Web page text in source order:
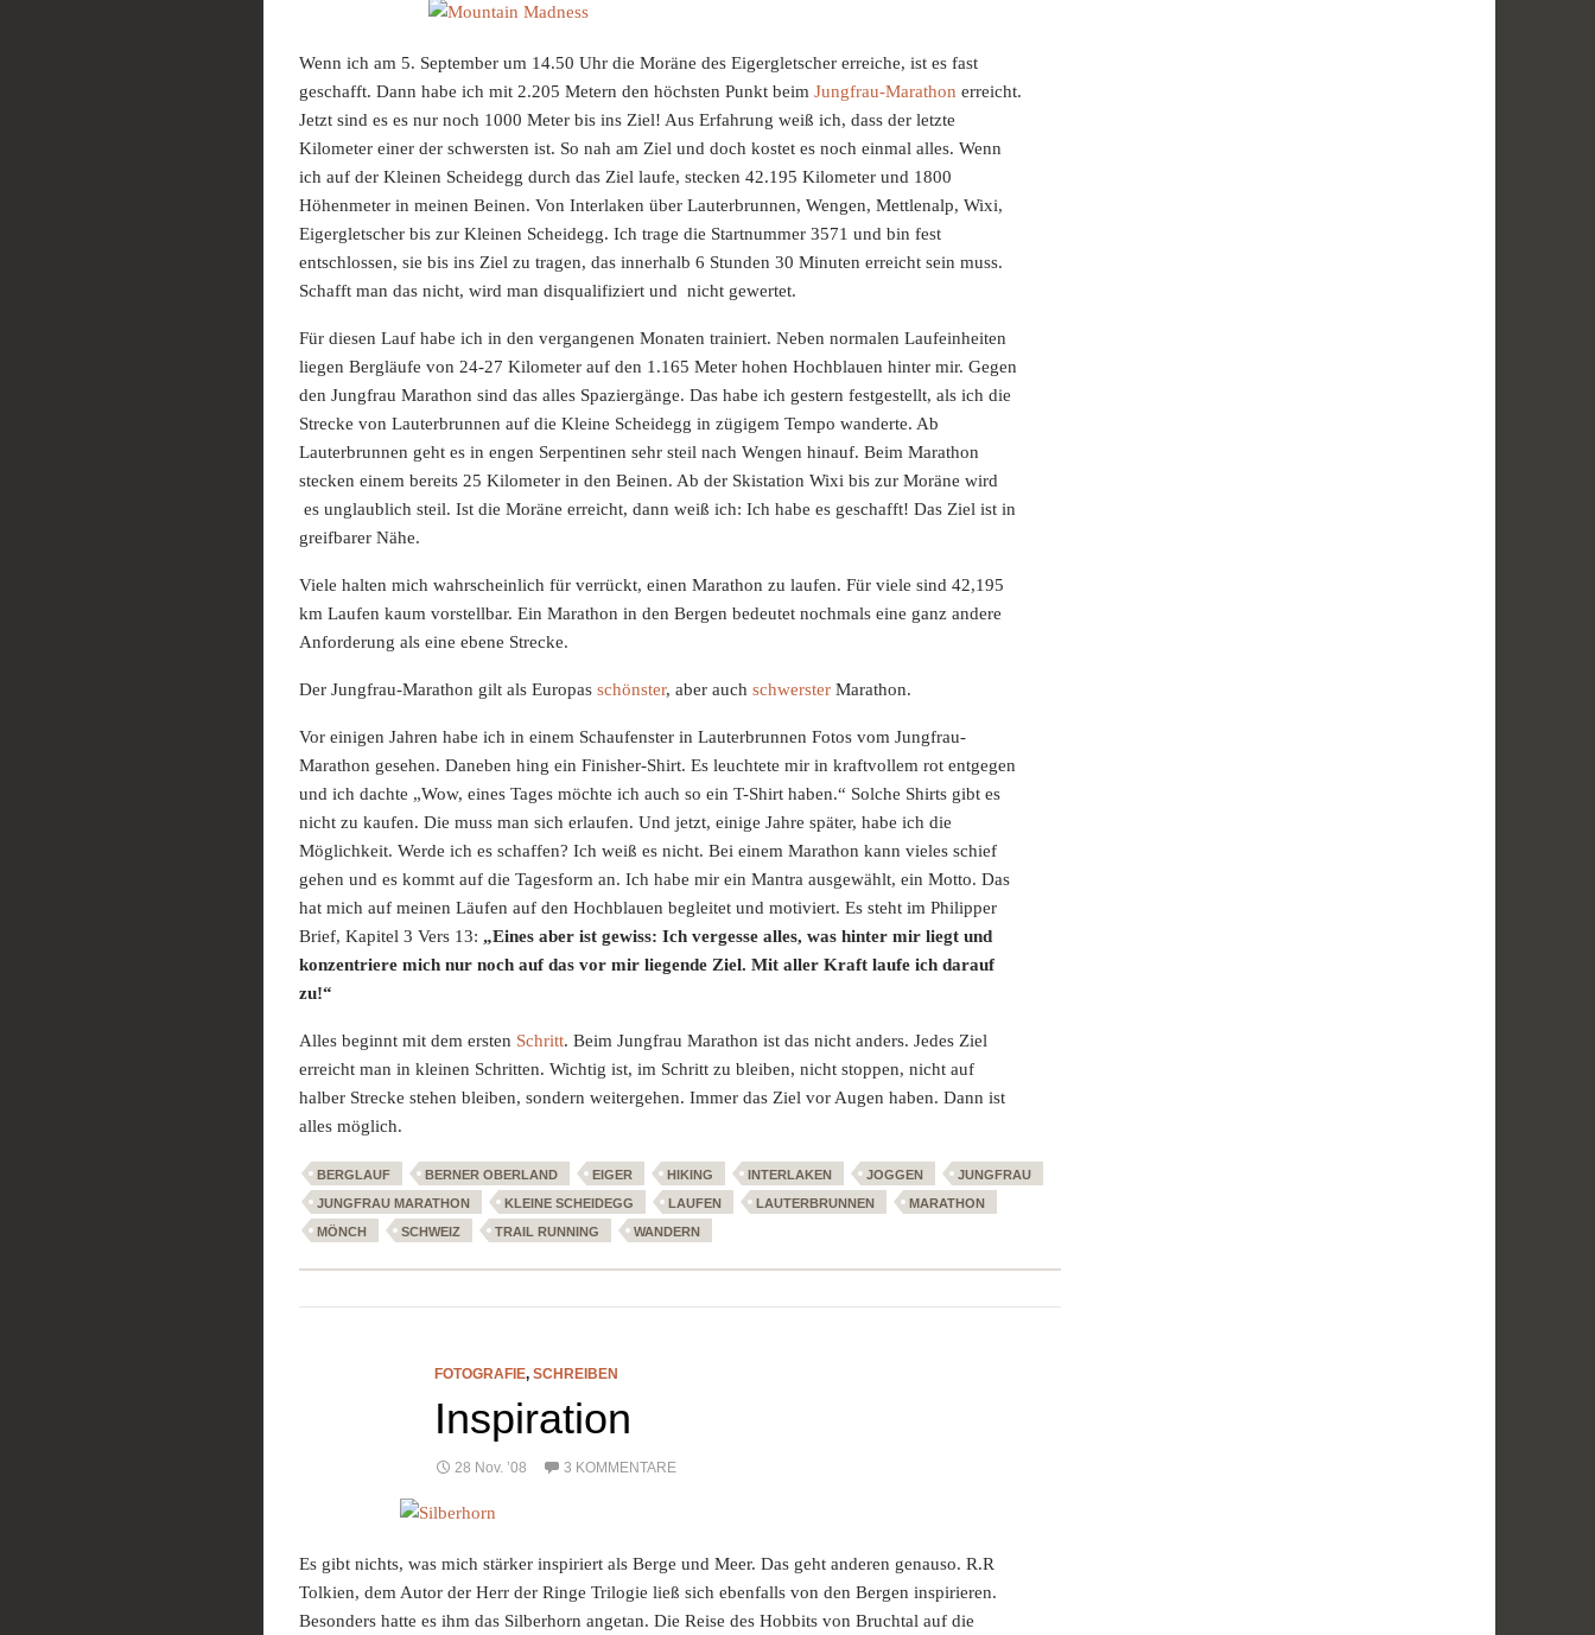
Wenn ich am 5. September um 14.50 Uhr die Moräne des Eigergletscher erreiche, ist es fast
geschafft. Dann habe ich mit 2.205 Metern den höchsten Punkt beim Jungfrau-Marathon erreicht.
Jetzt sind es es nur noch 1000 Meter bis ins Ziel! Aus Erfahrung weiß ich, dass der letzte
Kilometer einer der schwersten ist. So nah am Ziel und doch kostet es noch einmal alles. Wenn
ich auf der Kleinen Scheidegg durch das Ziel laufe, stecken 42.195 Kilometer und 1800
Höhenmeter in meinen Beinen. Von Interlaken über Lauterbrunnen, Wengen, Mettlenalp, Wixi,
Eigergletscher bis zur Kleinen Scheidegg. Ich trage die Startnummer 3571 und bin fest
entschlossen, sie bis ins Ziel zu tragen, das innerhalb 6 Stunden 30 Minuten erreicht sein muss.
Schafft man das nicht, wird man disqualifiziert und nicht gewertet.
Für diesen Lauf habe ich in den vergangenen Monaten trainiert. Neben normalen Laufeinheiten
liegen Bergläufe von 24-27 Kilometer auf den 1.165 Meter hohen Hochblauen hinter mir. Gegen
den Jungfrau Marathon sind das alles Spaziergänge. Das habe ich gestern festgestellt, als ich die
Strecke von Lauterbrunnen auf die Kleine Scheidegg in zügigem Tempo wanderte. Ab
Lauterbrunnen geht es in engen Serpentinen sehr steil nach Wengen hinauf. Beim Marathon
stecken einem bereits 25 Kilometer in den Beinen. Ab der Skistation Wixi bis zur Moräne wird
es unglaublich steil. Ist die Moräne erreicht, dann weiß ich: Ich habe es geschafft! Das Ziel ist in
greifbarer Nähe.
Viele halten mich wahrscheinlich für verrückt, einen Marathon zu laufen. Für viele sind 42,195
km Laufen kaum vorstellbar. Ein Marathon in den Bergen bedeutet nochmals eine ganz andere
Anforderung als eine ebene Strecke.
Der Jungfrau-Marathon gilt als Europas schönster, aber auch schwerster Marathon.
Vor einigen Jahren habe ich in einem Schaufenster in Lauterbrunnen Fotos vom Jungfrau-
Marathon gesehen. Daneben hing ein Finisher-Shirt. Es leuchtete mir in kraftvollem rot entgegen
und ich dachte „Wow, eines Tages möchte ich auch so ein T-Shirt haben.“ Solche Shirts gibt es
nicht zu kaufen. Die muss man sich erlaufen. Und jetzt, einige Jahre später, habe ich die
Möglichkeit. Werde ich es schaffen? Ich weiß es nicht. Bei einem Marathon kann vieles schief
gehen und es kommt auf die Tagesform an. Ich habe mir ein Mantra ausgewählt, ein Motto. Das
hat mich auf meinen Läufen auf den Hochblauen begleitet und motiviert. Es steht im Philipper
Brief, Kapitel 3 Vers 13: „Eines aber ist gewiss: Ich vergesse alles, was hinter mir liegt und
konzentriere mich nur noch auf das vor mir liegende Ziel. Mit aller Kraft laufe ich darauf
zu!“
Alles beginnt mit dem ersten Schritt. Beim Jungfrau Marathon ist das nicht anders. Jedes Ziel
erreicht man in kleinen Schritten. Wichtig ist, im Schritt zu bleiben, nicht stoppen, nicht auf
halber Strecke stehen bleiben, sondern weitergehen. Immer das Ziel vor Augen haben. Dann ist
alles möglich.
BERGLAUF BERNER OBERLAND EIGER HIKING INTERLAKEN JOGGEN
JUNGFRAU
JUNGFRAU MARATHON
KLEINE SCHEIDEGG LAUFEN LAUTERBRUNNEN
MARATHON
MÖNCH
SCHWEIZ TRAIL RUNNING WANDERN
FOTOGRAFIE, SCHREIBEN
Inspiration
28 Nov. ’08 3 KOMMENTARE
Es gibt nichts, was mich stärker inspiriert als Berge und Meer. Das geht anderen genauso. R.R
Tolkien, dem Autor der Herr der Ringe Trilogie ließ sich ebenfalls von den Bergen inspirieren.
Besonders hatte es ihm das Silberhorn angetan. Die Reise des Hobbits von Bruchtal auf die